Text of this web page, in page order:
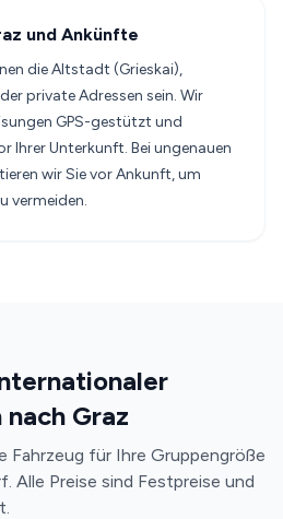
und Ankünfte
die Altstadt (Grieskai),
private Adressen sein. Wir
GPS-gestützt und
Ihrer Unterkunft. Bei ungenauen
wir Sie vor Ankunft, um
vermeiden.
Graz
Fahrzeug für Ihre Gruppengröße
Alle Preise sind Festpreise und